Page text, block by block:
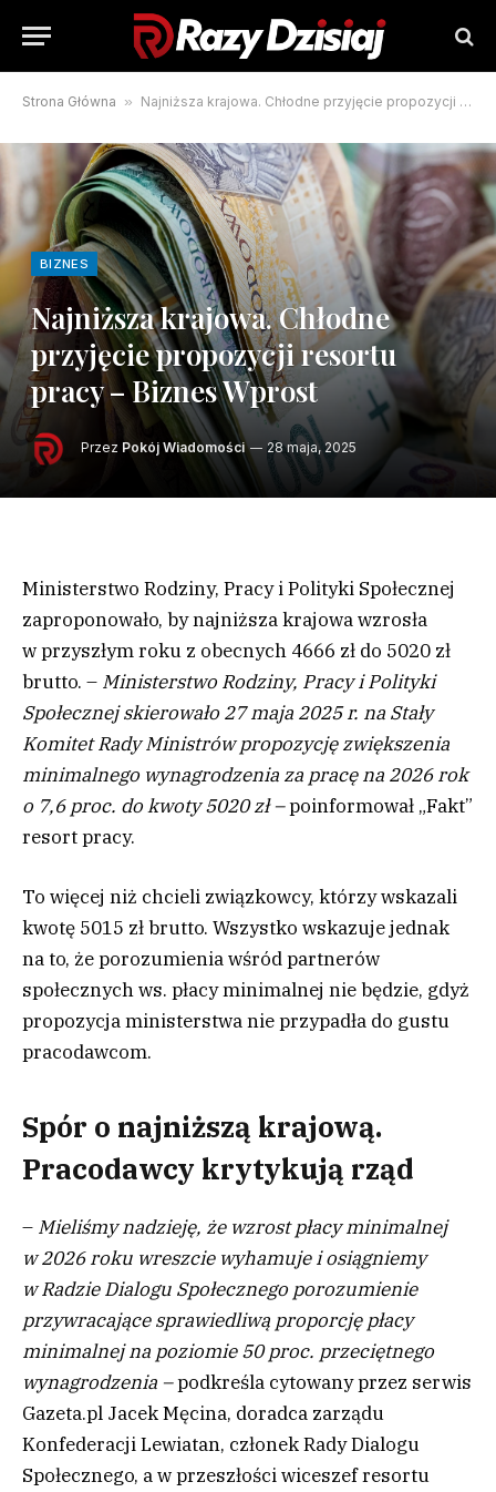
Strona Główna » Najniższa krajowa. Chłodne przyjęcie propozycji resortu pracy – Biznes Wprost
BIZNES
Najniższa krajowa. Chłodne
przyjęcie propozycji resortu
pracy – Biznes Wprost
Przez Pokój Wiadomości 28 maja, 2025
Ministerstwo Rodziny, Pracy i Polityki Społecznej
zaproponowało, by najniższa krajowa wzrosła
w przyszłym roku z obecnych 4666 zł do 5020 zł
brutto. – Ministerstwo Rodziny, Pracy i Polityki
Społecznej skierowało 27 maja 2025 r. na Stały
Komitet Rady Ministrów propozycję zwiększenia
minimalnego wynagrodzenia za pracę na 2026 rok
o 7,6 proc. do kwoty 5020 zł –poinformował „Fakt”
resort pracy.
To więcej niż chcieli związkowcy, którzy wskazali
kwotę 5015 zł brutto. Wszystko wskazuje jednak
na to, że porozumienia wśród partnerów
społecznych ws. płacy minimalnej nie będzie, gdyż
propozycja ministerstwa nie przypadła do gustu
pracodawcom.
Spór o najniższą krajową.
Pracodawcy krytykują rząd
– Mieliśmy nadzieję, że wzrost płacy minimalnej
w 2026 roku wreszcie wyhamuje i osiągniemy
w Radzie Dialogu Społecznego porozumienie
przywracające sprawiedliwą proporcję płacy
minimalnej na poziomie 50 proc. przeciętnego
wynagrodzenia –podkreśla cytowany przez serwis
Gazeta.pl Jacek Męcina, doradca zarządu
Konfederacji Lewiatan, członek Rady Dialogu
Społecznego, a w przeszłości wiceszef resortu